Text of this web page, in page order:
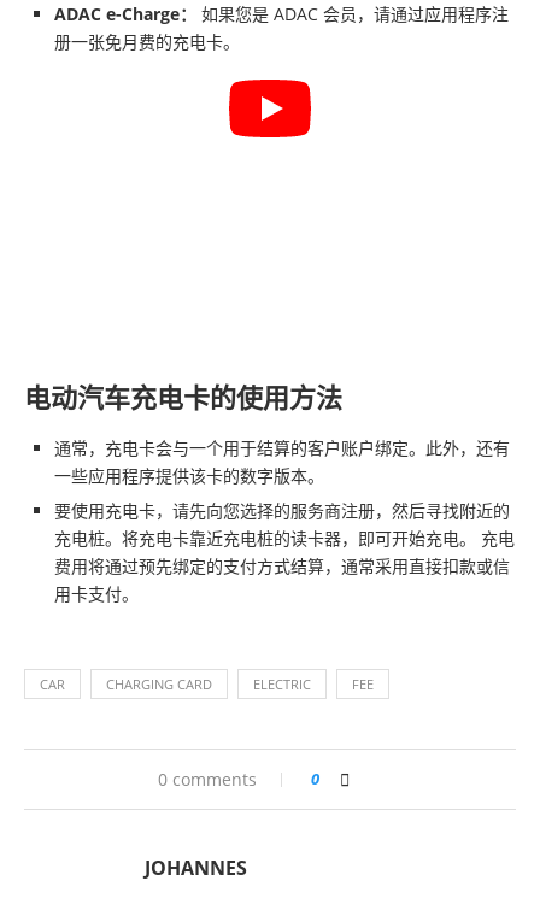
ADAC e-Charge： 如果您是 ADAC 会员，请通过应用程序注
册一张免月费的充电卡。
电动汽车充电卡的使用方法
通常，充电卡会与一个用于结算的客户账户绑定。此外，还有
一些应用程序提供该卡的数字版本。
要使用充电卡，请先向您选择的服务商注册，然后寻找附近的
充电桩。将充电卡靠近充电桩的读卡器，即可开始充电。 充电
费用将通过预先绑定的支付方式结算，通常采用直接扣款或信
用卡支付。
CAR CHARGING CARD ELECTRIC FEE
0 comments 0
JOHANNES